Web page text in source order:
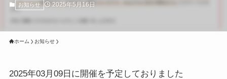
お知らせ 2025年5月16日
ホーム お知らせ
2025年03月09日に開催を予定しておりました